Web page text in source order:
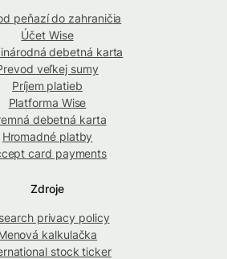
peňazí do zahraničia
Účet Wise
debetná karta
veľkej sumy
Príjem platieb
Platforma Wise
debetná karta
Hromadné platby
card payments
Zdroje
privacy policy
kalkulačka
stock ticker